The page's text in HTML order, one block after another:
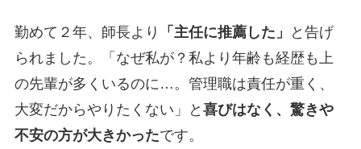
勤めて２年、師長より 「主任に推薦した」
と告げ
られました。「なぜ私が？私より年齢も経歴も上
の先輩が多くいるのに…。管理職は責任が重く、
大変だからやりたくない」と 喜びはなく、驚きや
不安の方が大きかったです。